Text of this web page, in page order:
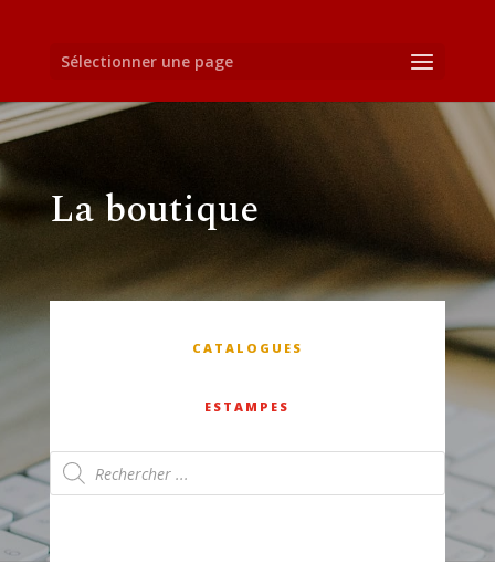
Sélectionner une page
La boutique
CATALOGUES
ESTAMPES
Recherche
de
produits